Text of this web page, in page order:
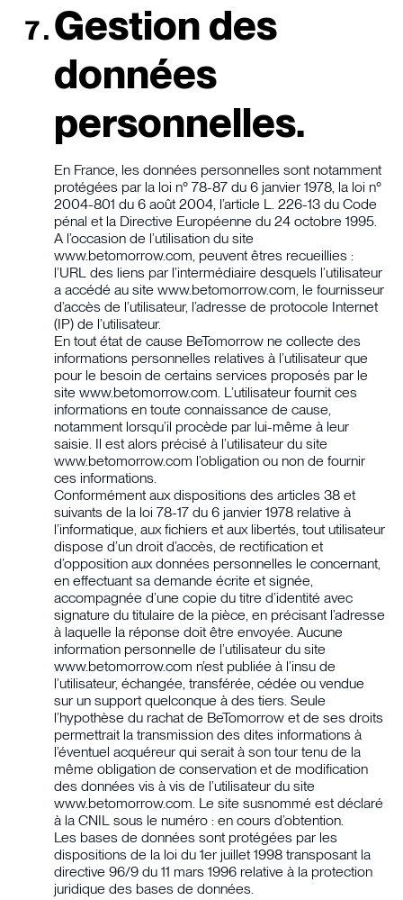
Gestion des
données
personnelles.
En France, les données personnelles sont notamment
protégées par la loi n° 78-87 du 6 janvier 1978, la loi n°
2004-801 du 6 août 2004, l’article L. 226-13 du Code
pénal et la Directive Européenne du 24 octobre 1995.
A l’occasion de l’utilisation du site
www.betomorrow.com, peuvent êtres recueillies :
l’URL des liens par l’intermédiaire desquels l’utilisateur
a accédé au site www.betomorrow.com, le fournisseur
d’accès de l’utilisateur, l’adresse de protocole Internet
(IP) de l’utilisateur.
En tout état de cause BeTomorrow ne collecte des
informations personnelles relatives à l’utilisateur que
pour le besoin de certains services proposés par le
site www.betomorrow.com. L’utilisateur fournit ces
informations en toute connaissance de cause,
notamment lorsqu’il procède par lui-même à leur
saisie. Il est alors précisé à l’utilisateur du site
www.betomorrow.com l’obligation ou non de fournir
ces informations.
Conformément aux dispositions des articles 38 et
suivants de la loi 78-17 du 6 janvier 1978 relative à
l’informatique, aux fichiers et aux libertés, tout utilisateur
dispose d’un droit d’accès, de rectification et
d’opposition aux données personnelles le concernant,
en effectuant sa demande écrite et signée,
accompagnée d’une copie du titre d’identité avec
signature du titulaire de la pièce, en précisant l’adresse
à laquelle la réponse doit être envoyée. Aucune
information personnelle de l’utilisateur du site
www.betomorrow.com n’est publiée à l’insu de
l’utilisateur, échangée, transférée, cédée ou vendue
sur un support quelconque à des tiers. Seule
l’hypothèse du rachat de BeTomorrow et de ses droits
permettrait la transmission des dites informations à
l’éventuel acquéreur qui serait à son tour tenu de la
même obligation de conservation et de modification
des données vis à vis de l’utilisateur du site
www.betomorrow.com. Le site susnommé est déclaré
à la CNIL sous le numéro : en cours d’obtention.
Les bases de données sont protégées par les
dispositions de la loi du 1er juillet 1998 transposant la
directive 96/9 du 11 mars 1996 relative à la protection
juridique des bases de données.